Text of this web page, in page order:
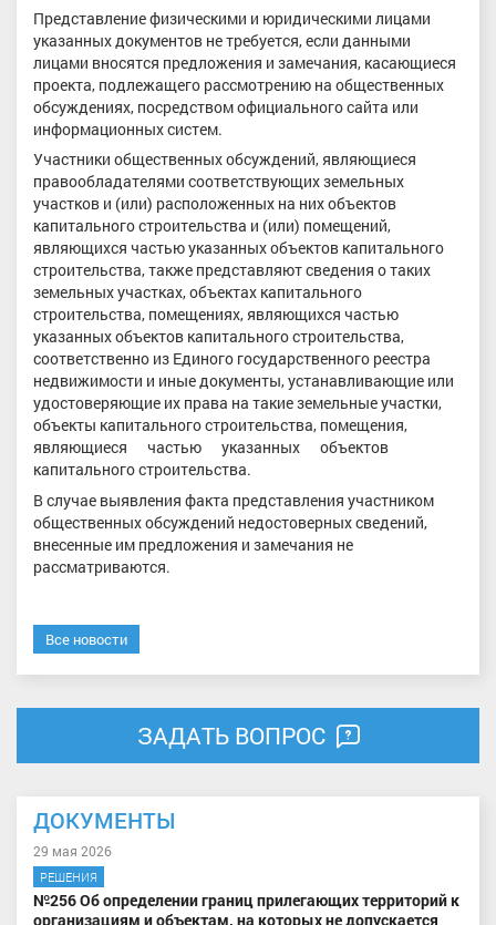
Представление физическими и юридическими лицами
указанных документов не требуется, если данными
лицами вносятся предложения и замечания, касающиеся
проекта, подлежащего рассмотрению на общественных
обсуждениях, посредством официального сайта или
информационных систем.
Участники общественных обсуждений, являющиеся
правообладателями соответствующих земельных
участков и (или) расположенных на них объектов
капитального строительства и (или) помещений,
являющихся частью указанных объектов капитального
строительства, также представляют сведения о таких
земельных участках, объектах капитального
строительства, помещениях, являющихся частью
указанных объектов капитального строительства,
соответственно из Единого государственного реестра
недвижимости и иные документы, устанавливающие или
удостоверяющие их права на такие земельные участки,
объекты капитального строительства, помещения,
являющиеся частью указанных объектов
капитального строительства.
В случае выявления факта представления участником
общественных обсуждений недостоверных сведений,
внесенные им предложения и замечания не
рассматриваются.
Все новости
ЗАДАТЬ ВОПРОС
ДОКУМЕНТЫ
29 мая 2026
РЕШЕНИЯ
№256 Об определении границ прилегающих территорий к
организациям и объектам, на которых не допускается